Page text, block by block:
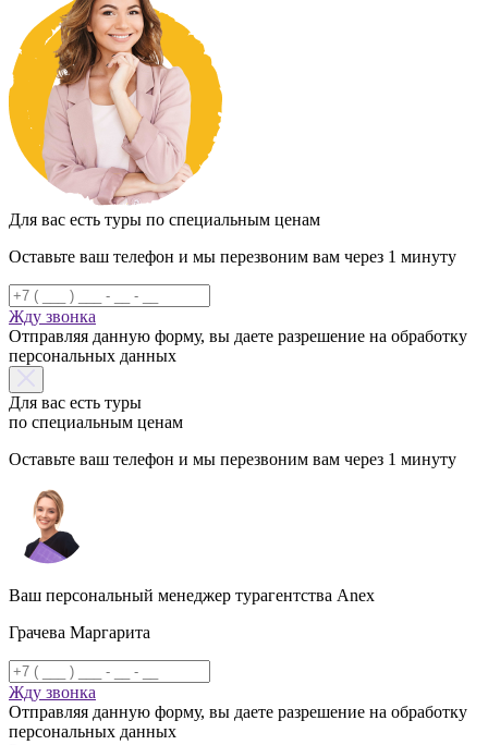
Для вас есть туры по специальным ценам
Оставьте ваш телефон и мы перезвоним вам через 1 минуту
Жду звонка
Отправляя данную форму, вы даете разрешение на обработку
персональных данных
Для вас есть туры
по специальным ценам
Оставьте ваш телефон и мы перезвоним вам через 1 минуту
Ваш персональный менеджер турагентства Anex
Грачева Маргарита
Жду звонка
Отправляя данную форму, вы даете разрешение на обработку
персональных данных